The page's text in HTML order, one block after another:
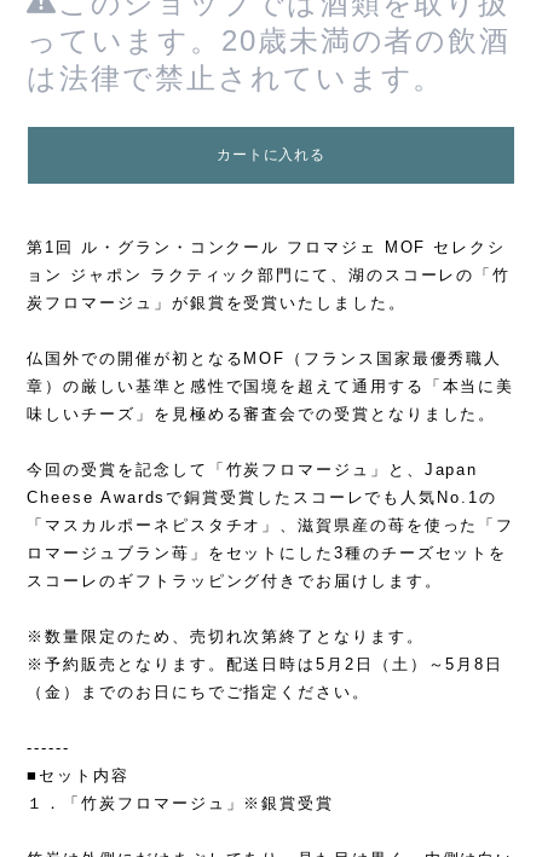
っています。20歳未満の者の飲酒
は法律で禁止されています。
カートに入れる
第1回 ル・グラン・コンクール フロマジェ MOF セレクシ
ョン ジャポン ラクティック部門にて、湖のスコーレの「竹
炭フロマージュ」が銀賞を受賞いたしました。
仏国外での開催が初となるMOF（フランス国家最優秀職人
章）の厳しい基準と感性で国境を超えて通用する「本当に美
味しいチーズ」を見極める審査会での受賞となりました。
今回の受賞を記念して「竹炭フロマージュ」と、Japan
Cheese Awardsで銅賞受賞したスコーレでも人気No.1の
「マスカルポーネピスタチオ」、滋賀県産の苺を使った「フ
ロマージュブラン苺」をセットにした3種のチーズセットを
スコーレのギフトラッピング付きでお届けします。
※数量限定のため、売切れ次第終了となります。
※予約販売となります。配送日時は5月2日（土）～5月8日
（金）までのお日にちでご指定ください。
------
■セット内容
１．「竹炭フロマージュ」※銀賞受賞